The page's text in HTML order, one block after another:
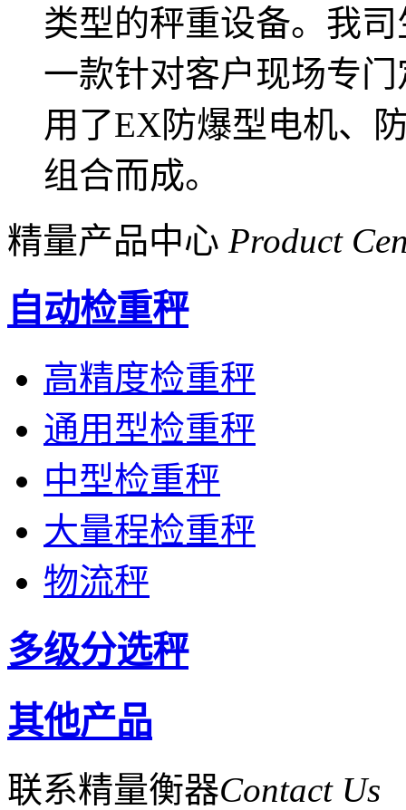
类型的秤重设备。我
一款针对客户现场专
用了EX防爆型电机、
组合而成。
精量产品中心Product
自动检重秤
高精度检重秤
通用型检重秤
中型检重秤
大量程检重秤
物流秤
多级分选秤
其他产品
联系精量衡器Contact Us